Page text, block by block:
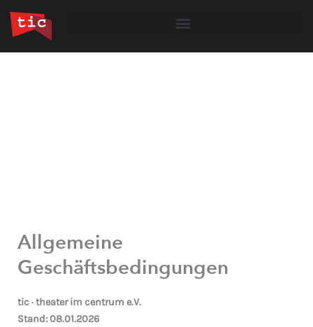
Inhalt
springen
Allgemeine
Geschäftsbedingungen
tic · theater im centrum e.V.
Stand: 08.01.2026